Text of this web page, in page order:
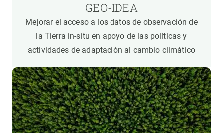
GEO-IDEA
Mejorar el acceso a los datos de observación de
la Tierra in-situ en apoyo de las políticas y
actividades de adaptación al cambio climático